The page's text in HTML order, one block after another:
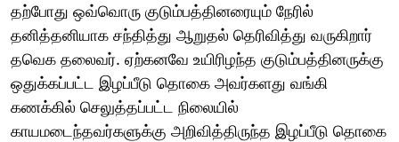
தற்போது ஒவ்வொரு குடும்பத்தினரையும் நேரில்
தனித்தனியாக சந்தித்து ஆறுதல் தெரிவித்து வருகிறார்
தவெக தலைவர். ஏற்கனவே உயிரிழந்த குடும்பத்தினருக்கு
ஒதுக்கப்பட்ட இழப்பீடு தொகை அவர்களது வங்கி
கணக்கில் செலுத்தப்பட்ட நிலையில்
காயமடைந்தவர்களுக்கு அறிவித்திருந்த இழப்பீடு தொகை